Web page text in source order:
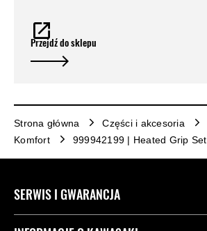
Przejdź do sklepu
Strona główna Części i akcesoria
Komfort
999942199 | Heated Grip Set
SERWIS I GWARANCJA